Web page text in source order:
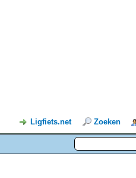
Ligfiets.net Zoeken